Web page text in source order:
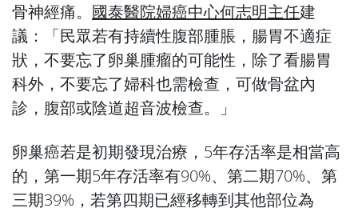
骨神經痛。 國泰醫院婦癌中心何志明主任建
議：「民眾若有持續性腹部腫脹，腸胃不適症
狀，不要忘了卵巢腫瘤的可能性，除了看腸胃
科外，不要忘了婦科也需檢查，可做骨盆內
診，腹部或陰道超音波檢查。」
卵巢癌若是初期發現治療，5年存活率是相當高
的，第一期5年存活率有90%、第二期70%、第
三期39%，若第四期已經移轉到其他部位為